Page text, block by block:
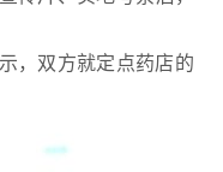
，双方就定点药店的